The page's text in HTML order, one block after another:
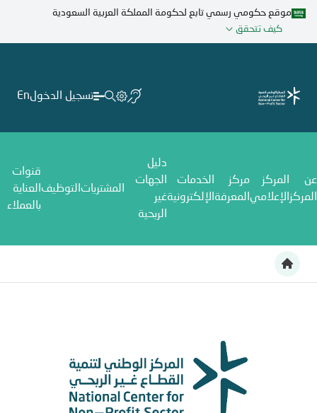
تجاوز
المحتوى
موقع حكومي رسمي تابع لحكومة المملكة العربية السعودية
كيف تتحقق
تسجيل الدخولEn
عن
المركز
المركز
الإعلامي
مركز
المعرفة
الخدمات
الإلكترونية
دليل
الجهات
غير
الربحية
المشتريات التوظيف
قنوات
العناية
بالعملاء